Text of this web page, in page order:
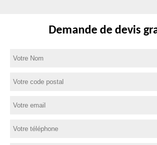
Demande de devis